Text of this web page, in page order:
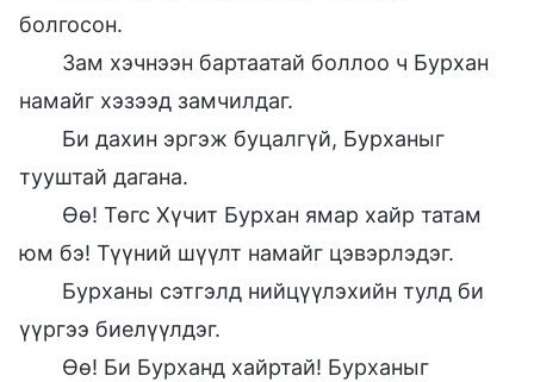
болгосон.
Зам хэчнээн бартаатай боллоо ч Бурхан
намайг хэзээд замчилдаг.
Би дахин эргэж буцалгүй, Бурханыг
тууштай дагана.
Өө! Төгс Хүчит Бурхан ямар хайр татам
юм бэ! Түүний шүүлт намайг цэвэрлэдэг.
Бурханы сэтгэлд нийцүүлэхийн тулд би
үүргээ биелүүлдэг.
Өө! Би Бурханд хайртай! Бурханыг